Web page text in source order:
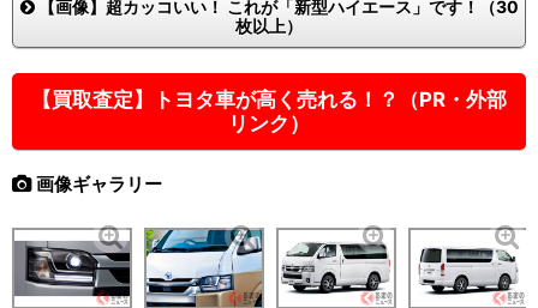
【画像】超カッコいい！ これが「新型ハイエース」です！（30
枚以上）
【買取査定】トヨタ車が高く売れる！？（PR・外部
リンク）
画像ギャラリー